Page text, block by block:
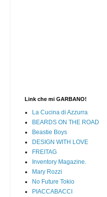
Link che mi GARBANO!
La Cucina di Azzurra
BEARDS ON THE ROAD
Beastie Boys
DESIGN WITH LOVE
FREITAG
Inventory Magazine.
Mary Rozzi
No Future Tokio
PIACCABACCI